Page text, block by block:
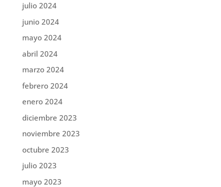
julio 2024
junio 2024
mayo 2024
abril 2024
marzo 2024
febrero 2024
enero 2024
diciembre 2023
noviembre 2023
octubre 2023
julio 2023
mayo 2023